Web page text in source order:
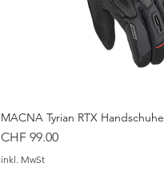
MACNA Tyrian RTX Handschuhe
Preis
CHF 99.00
inkl. MwSt